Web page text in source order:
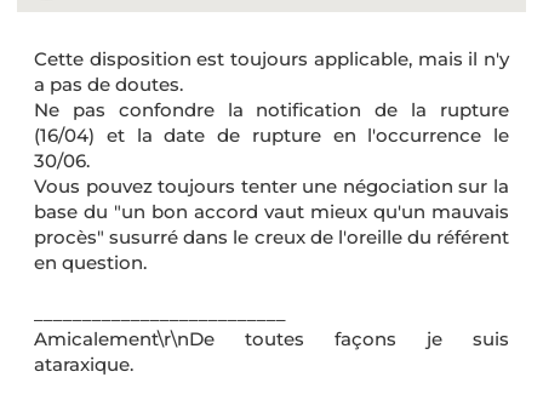
Cette disposition est toujours applicable, mais il n'y
a pas de doutes.
Ne pas confondre la notification de la rupture
(16/04) et la date de rupture en l'occurrence le
30/06.
Vous pouvez toujours tenter une négociation sur la
base du "un bon accord vaut mieux qu'un mauvais
procès" susurré dans le creux de l'oreille du référent
en question.
Amicalement\r\nDe toutes façons je suis
ataraxique.